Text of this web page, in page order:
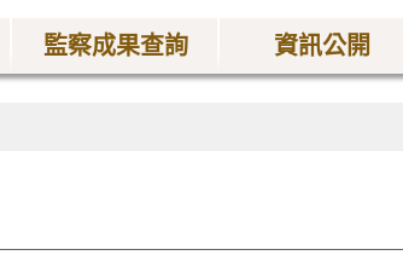
監察成果查詢 資訊公開